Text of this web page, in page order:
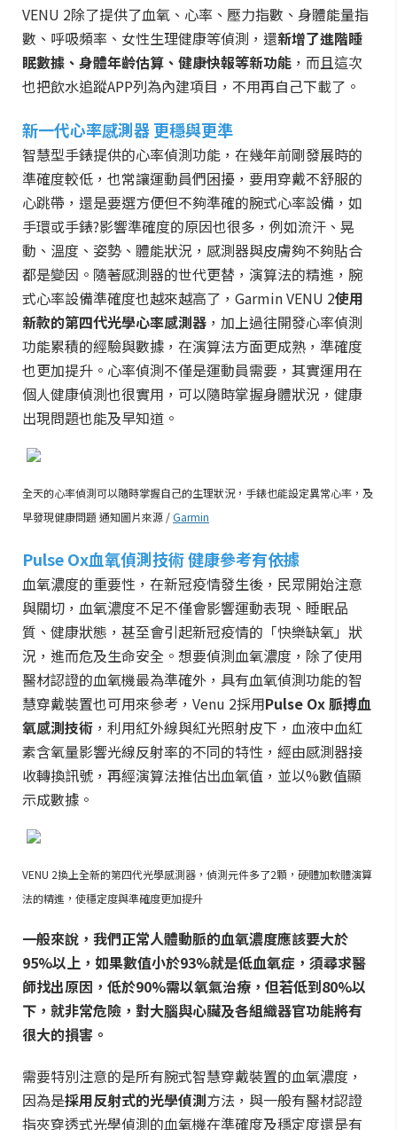
VENU 2除了提供了血氧、心率、壓力指數、身體能量指
數、呼吸頻率、女性生理健康等偵測，還新增了進階睡
眠數據、身體年齡估算、健康快報等新功能 ，而且這次
也把飲水追蹤APP列為內建項目，不用再自己下載了。
新一代心率感測器 更穩與更準
智慧型手錶提供的心率偵測功能，在幾年前剛發展時的
準確度較低，也常讓運動員們困擾，要用穿戴不舒服的
心跳帶，還是要選方便但不夠準確的腕式心率設備，如
手環或手錶?影響準確度的原因也很多，例如流汗、晃
動、溫度、姿勢、體能狀況，感測器與皮膚夠不夠貼合
都是變因。隨著感測器的世代更替，演算法的精進，腕
式心率設備準確度也越來越高了，GarminVENU 2使用
新款的第四代光學心率感測器 ，加上過往開發心率偵測
功能累積的經驗與數據，在演算法方面更成熟，準確度
也更加提升。心率偵測不僅是運動員需要，其實運用在
個人健康偵測也很實用，可以隨時掌握身體狀況，健康
出現問題也能及早知道。
全天的心率偵測可以隨時掌握自己的生理狀況，手錶也能設定異常心率，及
早發現健康問題 通知圖片來源 /Garmin
Pulse Ox血氧偵測技術 健康參考有依據
血氧濃度的重要性，在新冠疫情發生後，民眾開始注意
與關切，血氧濃度不足不僅會影響運動表現、睡眠品
質、健康狀態，甚至會引起新冠疫情的「快樂缺氧」狀
況，進而危及生命安全。想要偵測血氧濃度，除了使用
醫材認證的血氧機最為準確外，具有血氧偵測功能的智
慧穿戴裝置也可用來參考，Venu 2採用Pulse Ox 脈搏血
氧感測技術 ，利用紅外線與紅光照射皮下，血液中血紅
素含氧量影響光線反射率的不同的特性，經由感測器接
收轉換訊號，再經演算法推估出血氧值，並以%數值顯
示成數據。
VENU 2換上全新的第四代光學感測器，偵測元件多了2顆，硬體加軟體演算
法的精進，使穩定度與準確度更加提升
一般來說，我們正常人體動脈的血氧濃度應該要大於
95%以上，如果數值小於93%就是低血氧症，須尋求醫
師找出原因，低於90%需以氧氣治療，但若低到80%以
下，就非常危險，對大腦與心臟及各組織器官功能將有
很大的損害。
需要特別注意的是所有腕式智慧穿戴裝置的血氧濃度，
因為是採用反射式的光學偵測方法，與一般有醫材認證
指夾穿透式光學偵測的血氧機在準確度及穩定度還是有